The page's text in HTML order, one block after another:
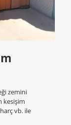
zemini
kesişim
harç vb. ile